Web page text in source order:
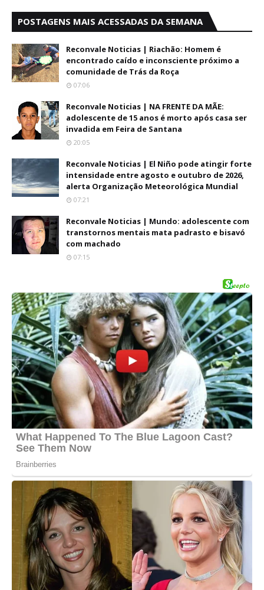
POSTAGENS MAIS ACESSADAS DA SEMANA
Reconvale Noticias | Riachão: Homem é
encontrado caído e inconsciente próximo a
comunidade de Trás da Roça
07:06
Reconvale Noticias | NA FRENTE DA MÃE:
adolescente de 15 anos é morto após casa ser
invadida em Feira de Santana
20:05
Reconvale Noticias | El Niño pode atingir forte
intensidade entre agosto e outubro de 2026,
alerta Organização Meteorológica Mundial
07:21
Reconvale Noticias | Mundo: adolescente com
transtornos mentais mata padrasto e bisavó
com machado
07:15